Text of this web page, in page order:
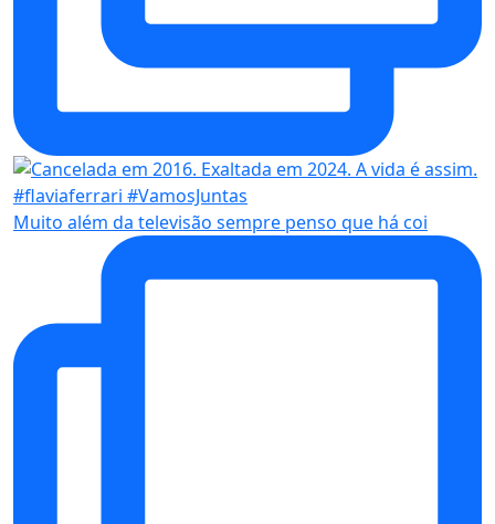
Muito além da televisão sempre penso que há coi